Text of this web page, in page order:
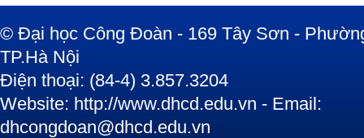
© Đại học Công Đoàn - 169 Tây Sơn -
TP.Hà Nội
Điện thoại: (84-4) 3.857.3204
Website: http://www.dhcd.edu.vn - Email:
dhcongdoan@dhcd.edu.vn